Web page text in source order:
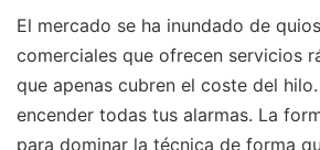
El mercado se ha inundado de
comerciales que ofrecen servicios
que apenas cubren el coste del
encender todas tus alarmas. La
para dominar la técnica de forma